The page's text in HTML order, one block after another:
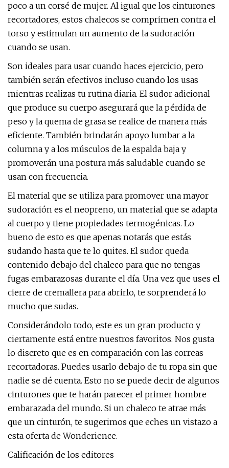
poco a un corsé de mujer. Al igual que los cinturones
recortadores, estos chalecos se comprimen contra el
torso y estimulan un aumento de la sudoración
cuando se usan.
Son ideales para usar cuando haces ejercicio, pero
también serán efectivos incluso cuando los usas
mientras realizas tu rutina diaria. El sudor adicional
que produce su cuerpo asegurará que la pérdida de
peso y la quema de grasa se realice de manera más
eficiente. También brindarán apoyo lumbar a la
columna y a los músculos de la espalda baja y
promoverán una postura más saludable cuando se
usan con frecuencia.
El material que se utiliza para promover una mayor
sudoración es el neopreno, un material que se adapta
al cuerpo y tiene propiedades termogénicas. Lo
bueno de esto es que apenas notarás que estás
sudando hasta que te lo quites. El sudor queda
contenido debajo del chaleco para que no tengas
fugas embarazosas durante el día. Una vez que uses el
cierre de cremallera para abrirlo, te sorprenderá lo
mucho que sudas.
Considerándolo todo, este es un gran producto y
ciertamente está entre nuestros favoritos. Nos gusta
lo discreto que es en comparación con las correas
recortadoras. Puedes usarlo debajo de tu ropa sin que
nadie se dé cuenta. Esto no se puede decir de algunos
cinturones que te harán parecer el primer hombre
embarazada del mundo. Si un chaleco te atrae más
que un cinturón, te sugerimos que eches un vistazo a
esta oferta de Wonderience.
Calificación de los editores